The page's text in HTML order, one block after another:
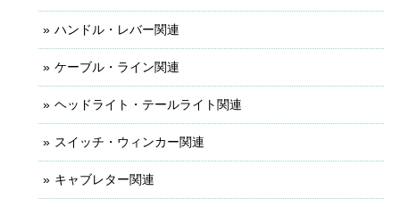
ハンドル・レバー関連
ケーブル・ライン関連
ヘッドライト・テールライト関連
スイッチ・ウィンカー関連
キャブレター関連